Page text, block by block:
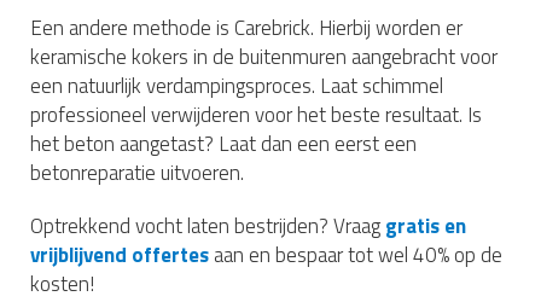
Een andere methode is Carebrick. Hierbij worden er
keramische kokers in de buitenmuren aangebracht voor
een natuurlijk verdampingsproces. Laat schimmel
professioneel verwijderen voor het beste resultaat. Is
het beton aangetast? Laat dan een eerst een
betonreparatie uitvoeren.
Optrekkend vocht laten bestrijden? Vraaggratis en
vrijblijvend offertesaan en bespaar tot wel 40% op de
kosten!